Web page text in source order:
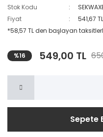
Stok Kodu
Fiyat
541,67
*58,57 TL den başlayan
%16 549,00 TL
Sepete